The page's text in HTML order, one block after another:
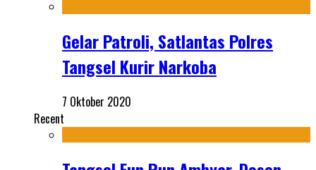
Gelar Patroli, Satlantas Polres
Tangsel Kurir Narkoba
7 Oktober 2020
Recent